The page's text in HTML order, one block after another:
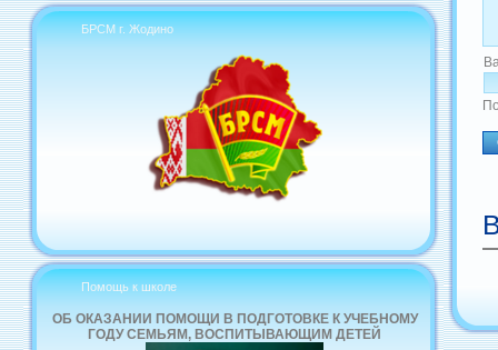
БРСМ г. Жодино
Помощь к школе
ОБ ОКАЗАНИИ ПОМОЩИ В ПОДГОТОВКЕ К УЧЕБНОМУ
ГОДУ СЕМЬЯМ, ВОСПИТЫВАЮЩИМ ДЕТЕЙ